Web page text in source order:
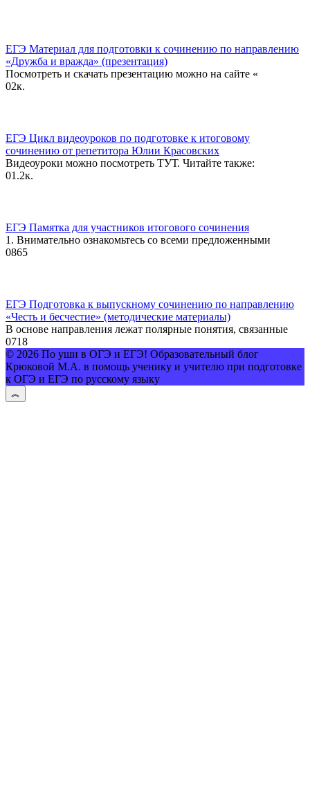
ЕГЭ Материал для подготовки к сочинению по направлению
«Дружба и вражда» (презентация)
Посмотреть и скачать презентацию можно на сайте «
02к.
ЕГЭ Цикл видеоуроков по подготовке к итоговому
сочинению от репетитора Юлии Красовских
Видеоуроки можно посмотреть ТУТ. Читайте также:
01.2к.
ЕГЭ Памятка для участников итогового сочинения
1. Внимательно ознакомьтесь со всеми предложенными
0865
ЕГЭ Подготовка к выпускному сочинению по направлению
«Честь и бесчестие» (методические материалы)
В основе направления лежат полярные понятия, связанные
0718
© 2026 По уши в ОГЭ и ЕГЭ! Образовательный блог
Крюковой М.А. в помощь ученику и учителю при подготовке
к ОГЭ и ЕГЭ по русскому языку